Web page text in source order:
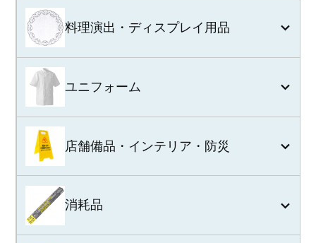
料理演出・ディスプレイ用品
ユニフォーム
店舗備品・インテリア・防災
消耗品